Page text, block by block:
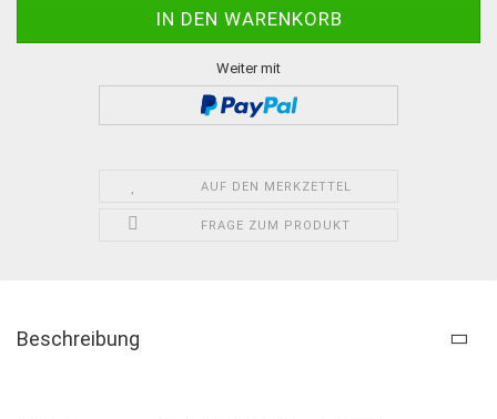
Weiter mit
AUF DEN MERKZETTEL
FRAGE ZUM PRODUKT
Beschreibung